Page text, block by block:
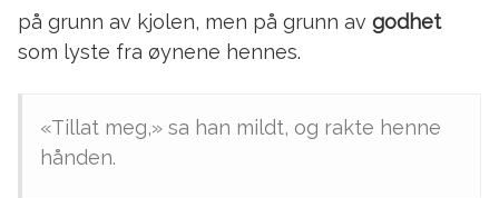
på grunn av kjolen, men på grunn av godhet
som lyste fra øynene hennes.
«Tillat meg,» sa han mildt, og rakte henne
hånden.